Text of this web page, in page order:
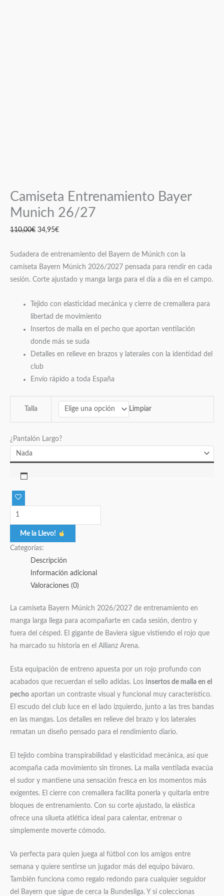
Camiseta Entrenamiento Bayer
Munich 26/27
110,00€ 34,95€
Sudadera de entrenamiento del Bayern de Múnich con la
camiseta Bayern Múnich 2026/2027 pensada para rendir en cada
sesión. Corte ajustado y manga larga para el día a día en el campo.
Tejido con elasticidad mecánica y cierre de cremallera para
libertad de movimiento
Insertos de malla en el pecho que aportan ventilación
donde más se suda
Detalles en relieve en brazos y laterales con la identidad del
club
Envío rápido a toda España
Talla Limpiar
¿Pantalón Largo?
Me la Llevo!
Categorías:
Descripción
Información adicional
Valoraciones (0)
La camiseta Bayern Múnich 2026/2027 de entrenamiento en
manga larga llega para acompañarte en cada sesión, dentro y
fuera del césped. El gigante de Baviera sigue vistiendo el rojo que
ha marcado su historia en el Allianz Arena.
Esta equipación de entreno apuesta por un rojo profundo con
acabados que recuerdan el sello adidas. Los insertos de malla en el
pecho aportan un contraste visual y funcional muy característico.
El escudo del club luce en el lado izquierdo, junto a las tres bandas
en las mangas. Los detalles en relieve del brazo y los laterales
rematan un diseño pensado para el rendimiento diario.
El tejido combina transpirabilidad y elasticidad mecánica, así que
acompaña cada movimiento sin tirones. La malla ventilada evacúa
el sudor y mantiene una sensación fresca en los momentos más
exigentes. El cierre con cremallera facilita ponerla y quitarla entre
bloques de entrenamiento. Con su corte ajustado, la elástica
ofrece una silueta atlética ideal para calentar, entrenar o
simplemente moverte cómodo.
Va perfecta para quien juega al fútbol con los amigos entre
semana y quiere sentirse un jugador más del equipo bávaro.
También funciona como regalo redondo para cualquier seguidor
del Bayern que sigue de cerca la Bundesliga. Y si coleccionas